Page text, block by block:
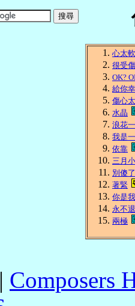
心太軟
很受傷
OK?
給你
傷心
水晶
浪花
我是
依靠
三月
別傻了
著緊
你是
永不
兩極
| Composers